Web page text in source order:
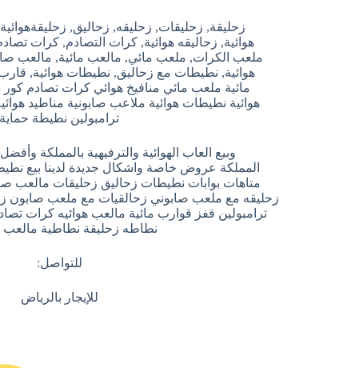
زحليقة, زحليقات, زحليقه, زحاليق,
هوائية, زحاليقه هوائية, كرات التصادم, كرات
ملعب الكرات, ملعب مائي, مالعب مائية, مالعب
هوائية, نطيطات مع زحاليق, نطيطات هوائية,
مائية ملعب مائي منافيخ هوائي كرات تصادم كور
هوائية نطيطات هوائية ملاعب صابونية مناطيد
ترامبولين نطيطة حماية
وبيع العاب الهوائية والترفيهية بالمملكة
المملكة عروض خاصة واشكال جديدة لدينا بيع
متاهات بوابات نطيطات زحاليق زحليقات مالعب
زحليقه مع ملعب صابوني زحالقيات مع ملعب
ترامبولين قفز قوارب مائية مالعب هوائيه كرات
نطاطه زحليقة نطاطية مالعب
للتواصل:
للإيجار بالرياض